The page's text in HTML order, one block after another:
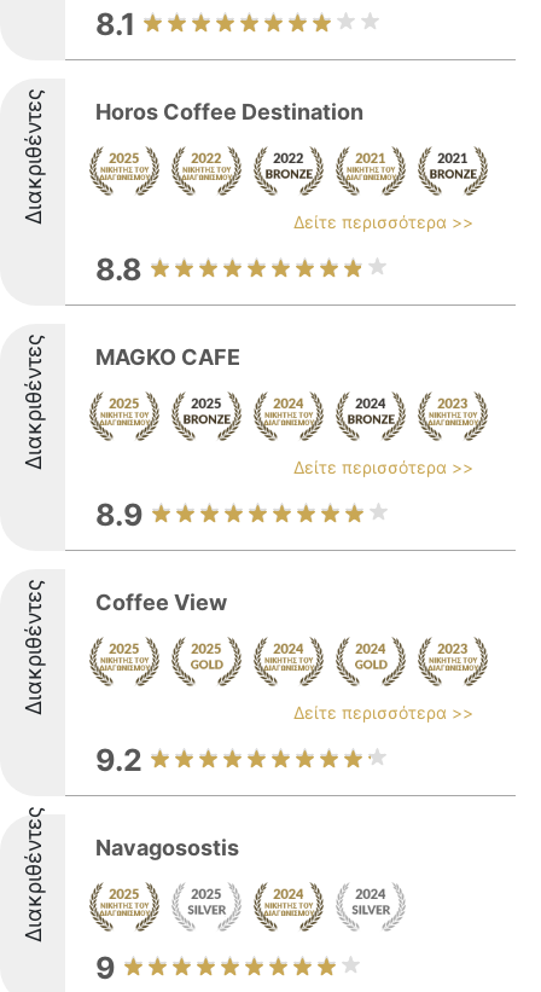
8.1
Διακριθέντες Horos Coffee Destination
Δείτε περισσότερα >>
8.8
Διακριθέντες MAGKO CAFE
Δείτε περισσότερα >>
8.9
Διακριθέντες Coffee View
Δείτε περισσότερα >>
9.2
Διακριθέντες Navagosostis
9